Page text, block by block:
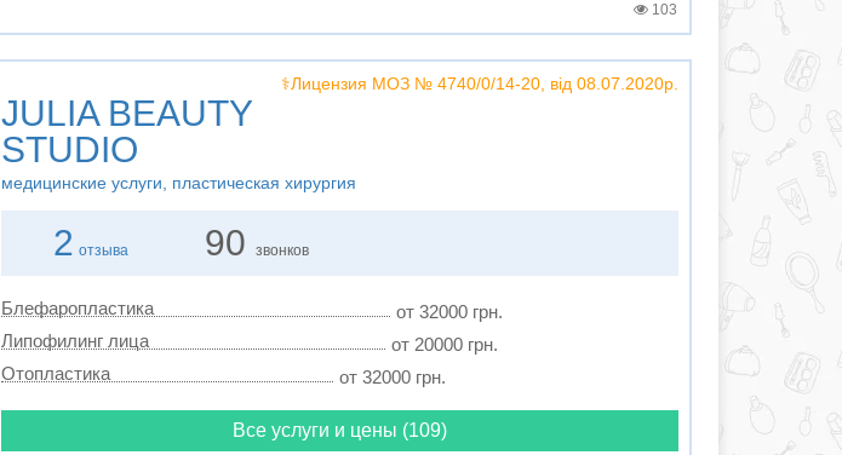
103
⚕️Лицензия МОЗ № 4740/0/14-20, від 08.07.2020р.
JULIA BEAUTY
STUDIO
медицинские услуги, пластическая хирургия
2 отзыва 90 звонков
Блефаропластика
от 32000 грн.
Липофилинг лица
от 20000 грн.
Отопластика
от 32000 грн.
Все услуги и цены (109)